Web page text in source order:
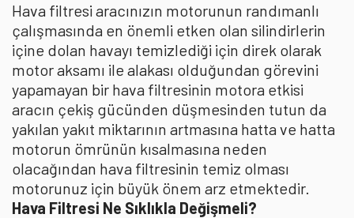
Hava filtresi aracınızın motorunun randımanlı
çalışmasında en önemli etken olan silindirlerin
içine dolan havayı temizlediği için direk olarak
motor aksamı ile alakası olduğundan görevini
yapamayan bir hava filtresinin motora etkisi
aracın çekiş gücünden düşmesinden tutun da
yakılan yakıt miktarının artmasına hatta ve hatta
motorun ömrünün kısalmasına neden
olacağından hava filtresinin temiz olması
motorunuz için büyük önem arz etmektedir.
Hava Filtresi Ne Sıklıkla Değişmeli?